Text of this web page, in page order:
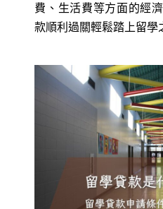
費、生活費等方面的經
款順利過關輕鬆踏上留學